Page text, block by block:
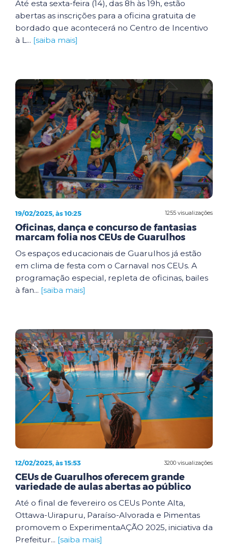
Até esta sexta-feira (14), das 8h às 19h, estão
abertas as inscrições para a oficina gratuita de
bordado que acontecerá no Centro de Incentivo
à L... [saiba mais]
1255 visualizações
19/02/2025, às 10:25
Oficinas, dança e concurso de fantasias
marcam folia nos CEUs de Guarulhos
Os espaços educacionais de Guarulhos já estão
em clima de festa com o Carnaval nos CEUs. A
programação especial, repleta de oficinas, bailes
à fan... [saiba mais]
3200 visualizações
12/02/2025, às 15:53
CEUs de Guarulhos oferecem grande
variedade de aulas abertas ao público
Até o final de fevereiro os CEUs Ponte Alta,
Ottawa-Uirapuru, Paraíso-Alvorada e Pimentas
promovem o ExperimentaAÇÃO 2025, iniciativa da
Prefeitur... [saiba mais]